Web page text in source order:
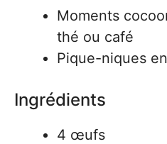
Moments
thé ou café
Pique-niques
Ingrédients
4 œufs